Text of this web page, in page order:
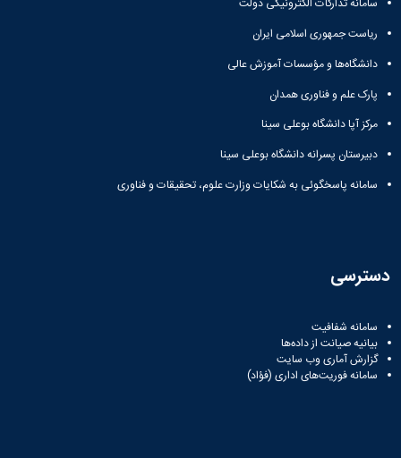
سامانه تدارکات الکترونیکی دولت
ریاست جمهوری اسلامی ایران
دانشگاه‌ها و مؤسسات آموزش عالی
پارک علم و فناوری همدان
مرکز آپا دانشگاه بوعلی سینا
دبیرستان پسرانه دانشگاه بوعلی سینا
سامانه پاسخگوئی به شکایات وزارت علوم، تحقیقات و فناوری
دسترسی
سامانه شفافیت
بیانیه صیانت از داده‌ها
گزارش آماری وب‌ سایت
سامانه فوریت‌های اداری (فؤاد)